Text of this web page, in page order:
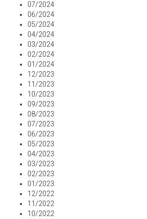
07/2024
06/2024
05/2024
04/2024
03/2024
02/2024
01/2024
12/2023
11/2023
10/2023
09/2023
08/2023
07/2023
06/2023
05/2023
04/2023
03/2023
02/2023
01/2023
12/2022
11/2022
10/2022